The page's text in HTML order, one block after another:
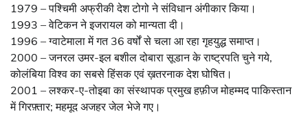
1979 – पश्चिमी अफ्रीकी देश टोगो ने संविधान अंगीकार किया।
1993 – वेटिकन ने इजरायल को मान्यता दी।
1996 – ग्वाटेमाला में गत 36 वर्षों से चला आ रहा गृहयुद्ध समाप्त।
2000 – जनरल उमर-इल बशील दोबारा सूडान के राष्ट्रपति चुने गये,
कोलंबिया विश्व का सबसे हिंसक एवं ख़तरनाक देश घोषित।
2001 – लश्कर-ए-तोइबा का संस्थापक प्रमुख हफ़ीज मोहम्मद पाकिस्तान
में गिरफ़्तार; महमूद अजहर जेल भेजे गए।